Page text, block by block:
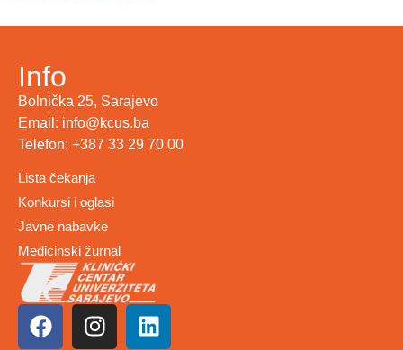
Info
Bolnička 25, Sarajevo
Email: info@kcus.ba
Telefon: +387 33 29 70 00
Lista čekanja
Konkursi i oglasi
Javne nabavke
Medicinski žurnal